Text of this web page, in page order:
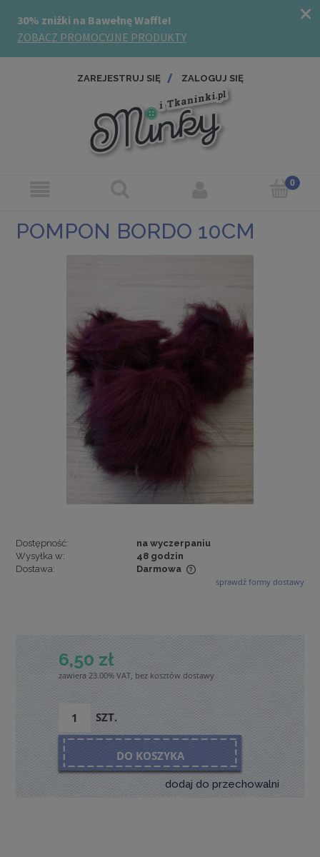
ZAREJESTRUJ SIĘ ZALOGUJ SIĘ
POMPON BORDO 10CM
Dostępność:
na wyczerpaniu
Wysyłka w:
48 godzin
Dostawa:
Darmowa
Cena nie zawiera ewentualnych kosztów płatności
sprawdź formy dostawy
6,50 zł
zawiera 23.00% VAT, bez kosztów dostawy
SZT.
DO KOSZYKA
dodaj do przechowalni